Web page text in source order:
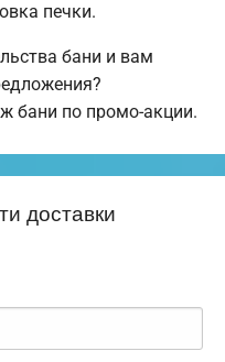
печки.
бани и вам
бани по промо-акции.
доставки